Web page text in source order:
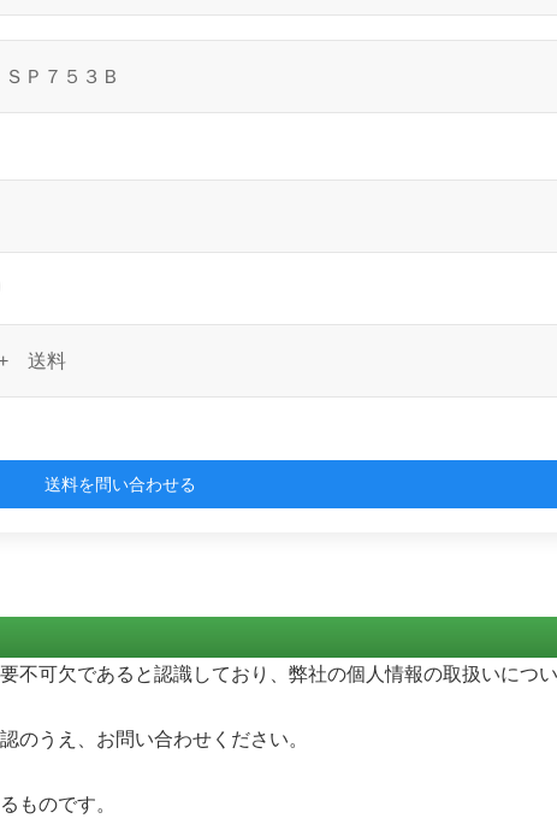
Ｐ７５３Ｂ
送料
送料を問い合わせる
不可欠であると認識しており、弊社の個人情報の取扱いにつ
のうえ、お問い合わせください。
ものです。